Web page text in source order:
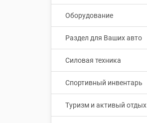
Оборудование
Раздел для Ваших авто
Силовая техника
Спортивный инвентарь
Туризм и активый отдых